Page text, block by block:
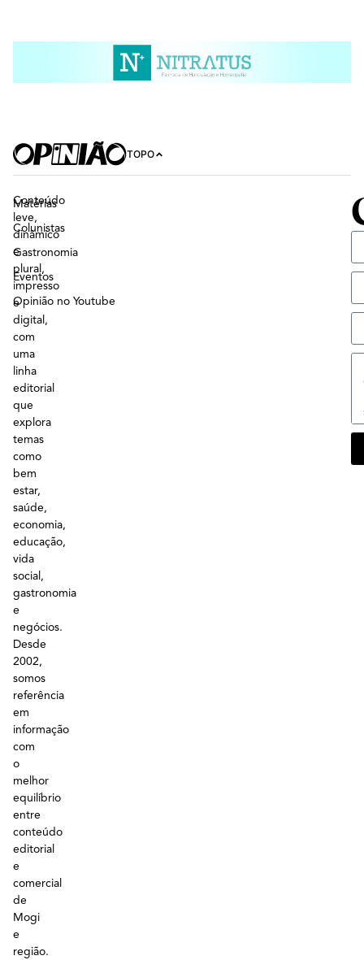
TOPO
Conteúdo
leve,
dinâmico
e
plural,
impresso
e
digital,
com
uma
linha
editorial
que
explora
temas
como
bem
estar,
saúde,
economia,
educação,
vida
social,
gastronomia
e
negócios.
Desde
2002,
somos
referência
em
informação
com
o
melhor
equilíbrio
entre
conteúdo
editorial
e
comercial
de
Mogi
e
região.
Matérias
Colunistas
Gastronomia
Eventos
Opinião no Youtube